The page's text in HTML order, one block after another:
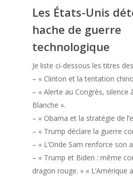
Les États-Unis
hache de guerre
technologique
Je liste ci-dessous les titres
– « Clinton et la tentation
– « Alerte au Congrès, silence
Blanche ».
– « Obama et la stratégie de
– « Trump déclare la guerre
– « L’Onde Sam renforce son
– « Trump et Biden : même
dragon rouge. » « L’Amérique